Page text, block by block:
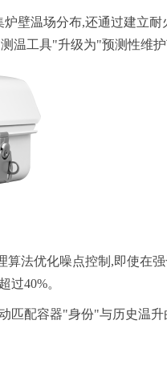
壁温场分布,还通过建立
温工具"升级为"预测性维
算法优化噪点控制,即使在
过40%。
匹配容器"身份"与历史温